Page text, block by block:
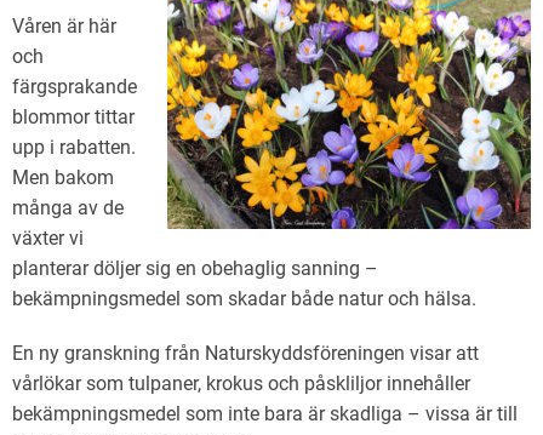
Våren är här
och
färgsprakande
blommor tittar
upp i rabatten.
Men bakom
många av de
växter vi
planterar döljer sig en obehaglig sanning –
bekämpningsmedel som skadar både natur och hälsa.
En ny granskning från Naturskyddsföreningen visar att
vårlökar som tulpaner, krokus och påskliljor innehåller
bekämpningsmedel som inte bara är skadliga – vissa är till